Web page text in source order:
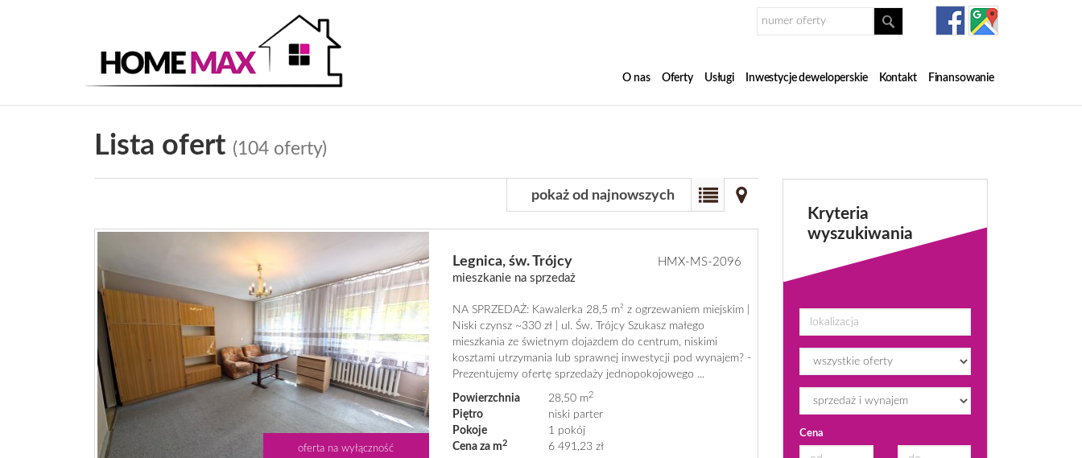
O nas Oferty Usługi Inwestycje deweloperskie Kontakt Finansowanie
Lista ofert (104 oferty)
pokaż od najnowszych
oferta na wyłączność
Legnica, św. Trójcy
mieszkanie na sprzedaż
HMX-MS-2096
NA SPRZEDAŻ: Kawalerka 28,5 m² z ogrzewaniem miejskim |
Niski czynsz ~330 zł | ul. Św. Trójcy Szukasz małego
mieszkania ze świetnym dojazdem do centrum, niskimi
kosztami utrzymania lub sprawnej inwestycji pod wynajem? -
Prezentujemy ofertę sprzedaży jednopokojowego ...
Powierzchnia 28,50 m2
Piętro
niski parter
Pokoje
1 pokój
Cena za m2 6 491,23 zł
Kryteria
wyszukiwania
Cena